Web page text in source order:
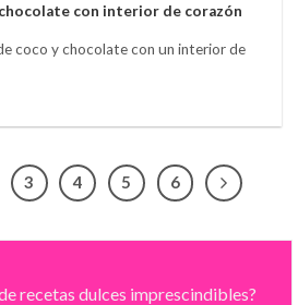
con interior de corazón
coco y chocolate con un interior de
3 4 5 6
recetas dulces imprescindibles?